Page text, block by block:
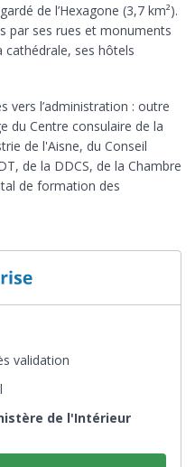
de l’Hexagone (3,7 km²).
par ses rues et monuments
cathédrale, ses hôtels
vers l’administration : outre
du Centre consulaire de la
de l'Aisne, du Conseil
de la DDCS, de la Chambre
de formation des
validation
de l'Intérieur